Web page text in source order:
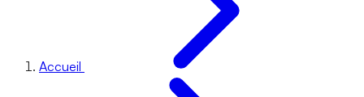
Accueil